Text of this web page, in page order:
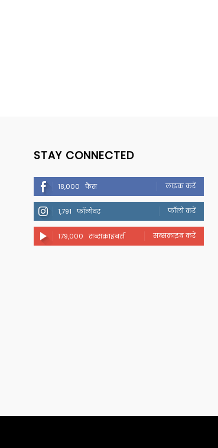
STAY CONNECTED
18,000 फैंस लाइक करें
1,791 फॉलोवर फॉलो करें
179,000 सब्सक्राइबर्स सब्सक्राइब करें